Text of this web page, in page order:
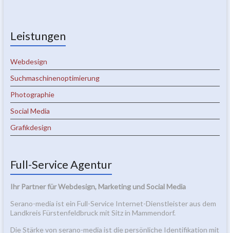
Leistungen
Webdesign
Suchmaschinenoptimierung
Photographie
Social Media
Grafikdesign
Full-Service Agentur
Ihr Partner für Webdesign, Marketing und Social Media
Serano-media ist ein Full-Service Internet-Dienstleister aus dem
Landkreis Fürstenfeldbruck mit Sitz in Mammendorf.
Die Stärke von serano-media ist die persönliche Identifikation mit